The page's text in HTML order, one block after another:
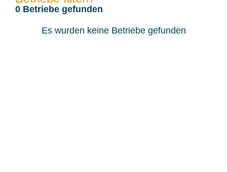
0 Betriebe gefunden
Es wurden keine Betriebe gefunden